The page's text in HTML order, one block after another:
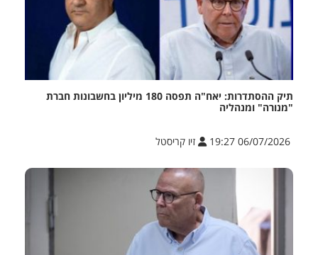
תיק ההסתדרות: יאח"ה תפסה 180 מיליון בחשבונות חברת
"מנורה" ומנהליה
06/07/2026 19:27 זיו קריסטל